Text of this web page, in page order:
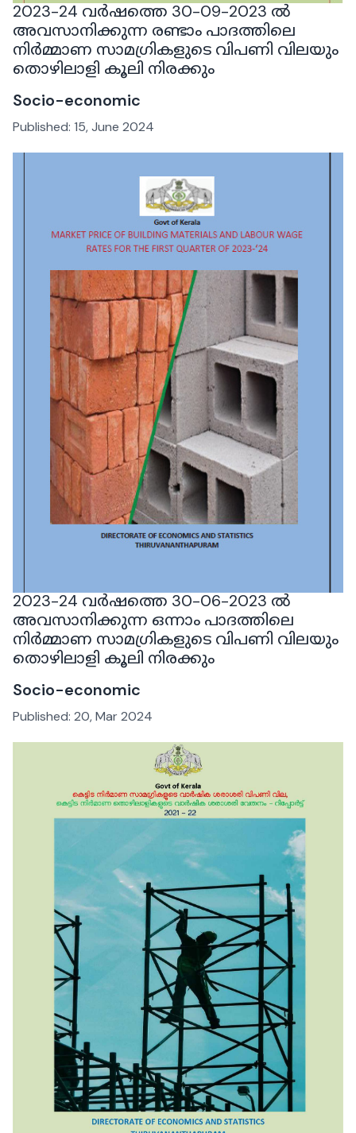
2023-24 വർഷത്തെ 30-09-2023 ൽ
അവസാനിക്കുന്ന രണ്ടാം പാദത്തിലെ
നിർമ്മാണ സാമഗ്രികളുടെ വിപണി വിലയും
തൊഴിലാളി കൂലി നിരക്കും
Socio-economic
Published: 15, June 2024
2023-24 വർഷത്തെ 30-06-2023 ൽ
അവസാനിക്കുന്ന ഒന്നാം പാദത്തിലെ
നിർമ്മാണ സാമഗ്രികളുടെ വിപണി വിലയും
തൊഴിലാളി കൂലി നിരക്കും
Socio-economic
Published: 20, Mar 2024